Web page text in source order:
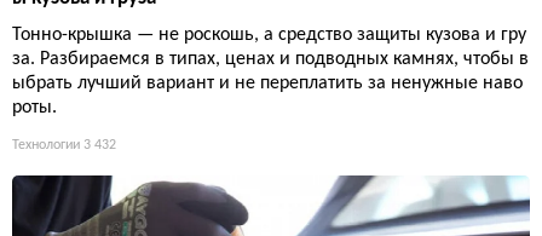
Тонно-крышка — не роскошь, а средство защиты кузова и гру
за. Разбираемся в типах, ценах и подводных камнях, чтобы в
ыбрать лучший вариант и не переплатить за ненужные наво
роты.
Технологии 3 432